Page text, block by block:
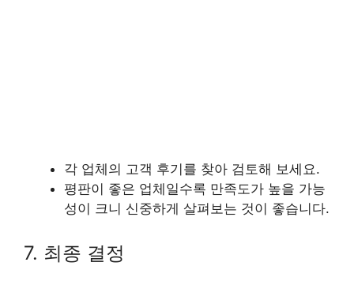
각 업체의 고객 후기를 찾아 검토해 보세요.
평판이 좋은 업체일수록 만족도가 높을 가능
성이 크니 신중하게 살펴보는 것이 좋습니다.
7. 최종 결정